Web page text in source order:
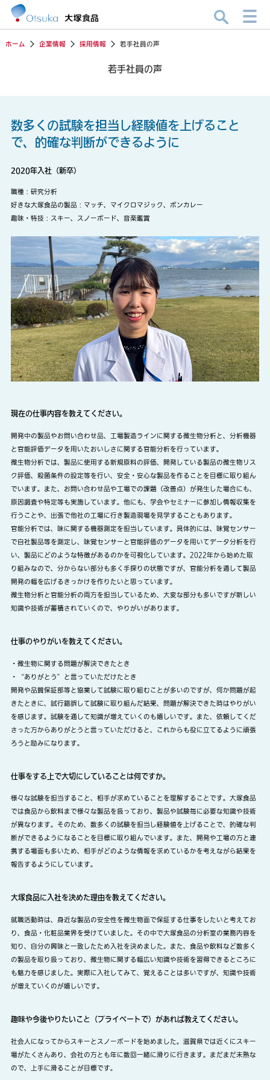
ホーム 企業情報 採用情報 若手社員の声
若手社員の声
数多くの試験を担当し経験値を上げること
で、的確な判断ができるように
2020年入社（新卒）
職種：研究分析
好きな大塚食品の製品：マッチ、マイクロマジック、ボンカレー
趣味・特技：スキー、スノーボード、音楽鑑賞
現在の仕事内容を教えてください。
開発中の製品やお問い合わせ品、工場製造ラインに関する微生物分析と、分析機器
と官能評価データを用いたおいしさに関する官能分析を行っています。
微生物分析では、製品に使用する新規原料の評価、開発している製品の微生物リス
ク評価、殺菌条件の設定等を行い、安全・安心な製品を作ることを目標に取り組ん
でいます。また、お問い合わせ品や工場での課題（改善点）が発生した場合にも、
原因調査や特定等も実施しています。他にも、学会やセミナーに参加し情報収集を
行うことや、出張で他社の工場に行き製造現場を見学することもあります。
官能分析では、味に関する機器測定を担当しています。具体的には、味覚センサー
で自社製品等を測定し、味覚センサーと官能評価のデータを用いてデータ分析を行
い、製品にどのような特徴があるのかを可視化しています。2022年から始めた取
り組みなので、分からない部分も多く手探りの状態ですが、官能分析を通して製品
開発の幅を広げるきっかけを作りたいと思っています。
微生物分析と官能分析の両方を担当しているため、大変な部分も多いですが新しい
知識や技術が蓄積されていくので、やりがいがあります。
仕事のやりがいを教えてください。
・微生物に関する問題が解決できたとき
・“ありがとう”と言っていただけたとき
開発や品質保証部等と協業して試験に取り組むことが多いのですが、何か問題が起
きたときに、試行錯誤して試験に取り組んだ結果、問題が解決できた時はやりがい
を感じます。試験を通して知識が増えていくのも嬉しいです。また、依頼してくだ
さった方からありがとうと言っていただけると、これからも役に立てるように頑張
ろうと励みになります。
仕事をする上で大切にしていることは何ですか。
様々な試験を担当すること、相手が求めていることを理解することです。大塚食品
では食品から飲料まで様々な製品を扱っており、製品や試験毎に必要な知識や技術
が異なります。そのため、数多くの試験を担当し経験値を上げることで、的確な判
断ができるようになることを目標に取り組んでいます。また、開発や工場の方と連
携する場面も多いため、相手がどのような情報を求めているかを考えながら結果を
報告するようにしています。
大塚食品に入社を決めた理由を教えてください。
就職活動時は、身近な製品の安全性を微生物面で保証する仕事をしたいと考えてお
り、食品・化粧品業界を受けていました。その中で大塚食品の分析室の業務内容を
知り、自分の興味と一致したため入社を決めました。また、食品や飲料など数多く
の製品を取り扱っており、微生物に関する幅広い知識や技術を習得できるところに
も魅力を感じました。実際に入社してみて、覚えることは多いですが、知識や技術
が増えていくのが嬉しいです。
趣味や今後やりたいこと（プライベートで）があれば教えてください。
社会人になってからスキーとスノーボードを始めました。滋賀県では近くにスキー
場がたくさんあり、会社の方とも年に数回一緒に滑りに行きます。まだまだ未熟な
ので、上手に滑ることが目標です。